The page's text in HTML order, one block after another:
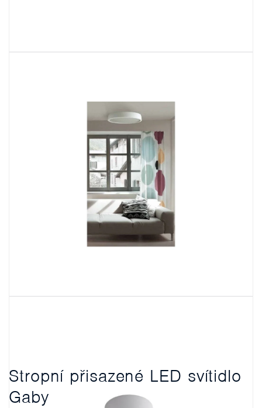
Stropní přisazené LED svítidlo
Gaby